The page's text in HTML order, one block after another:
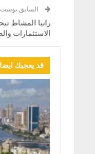
السابق بوست
رانيا المشاط
الاستثمارات
قد يعجبك ايضا